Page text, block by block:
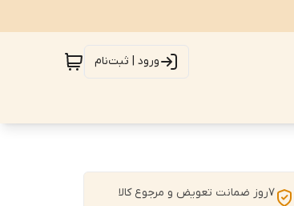
ورود | ثبت‌نام
7روز ضمانت تعویض و مرجوع کالا